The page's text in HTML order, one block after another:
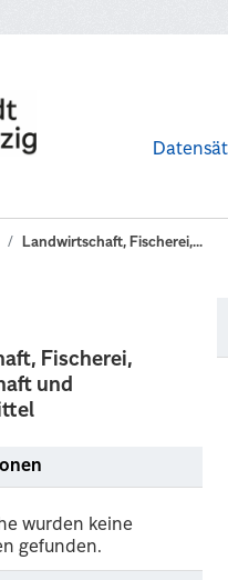
Landwirtschaft, Fischerei,...
Fischerei,
und
wurden keine
gefunden.